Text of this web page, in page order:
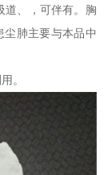
道、，可伴有。胸
尘肺主要与本品中
。